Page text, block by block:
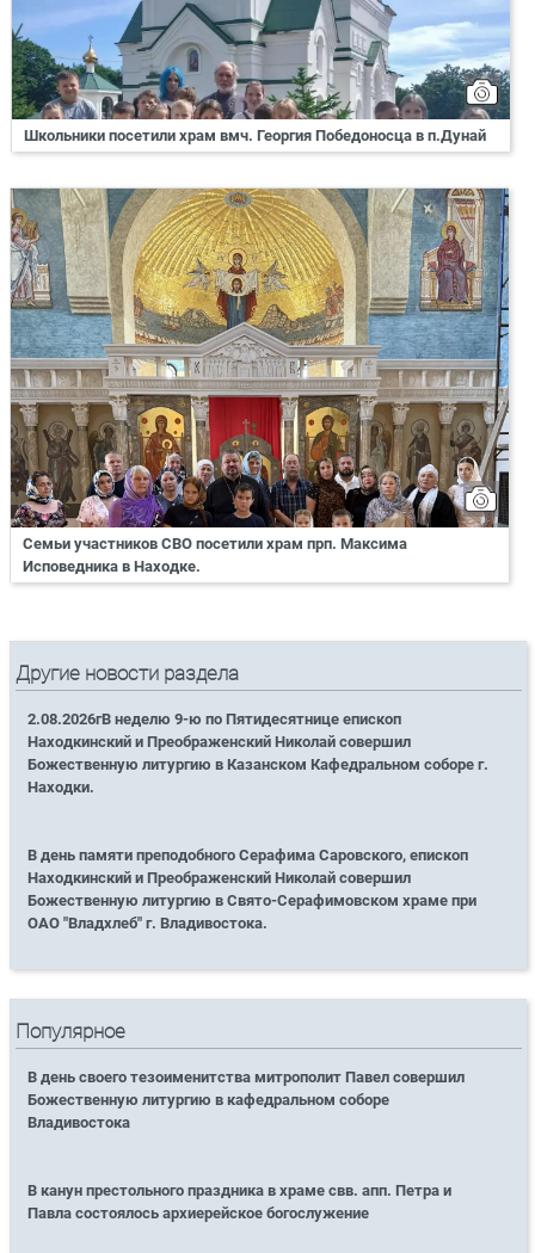
Школьники посетили храм вмч. Георгия Победоносца в п.Дунай
Семьи участников СВО посетили храм прп. Максима
Исповедника в Находке.
Другие новости раздела
2.08.2026гВ неделю 9-ю по Пятидесятнице епископ
Находкинский и Преображенский Николай совершил
Божественную литургию в Казанском Кафедральном соборе г.
Находки.
В день памяти преподобного Серафима Саровского, епископ
Находкинский и Преображенский Николай совершил
Божественную литургию в Свято-Серафимовском храме при
ОАО "Владхлеб" г. Владивостока.
Популярное
В день своего тезоименитства митрополит Павел совершил
Божественную литургию в кафедральном соборе
Владивостока
В канун престольного праздника в храме свв. апп. Петра и
Павла состоялось архиерейское богослужение